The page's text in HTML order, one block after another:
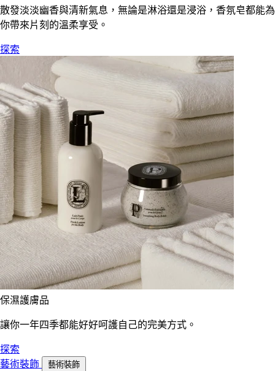
散發淡淡幽香與清新氣息，無論是淋浴還是浸浴，香氛皂都能為
你帶來片刻的溫柔享受。
探索
保濕護膚品
讓你一年四季都能好好呵護自己的完美方式。
探索
藝術裝飾
藝術裝飾